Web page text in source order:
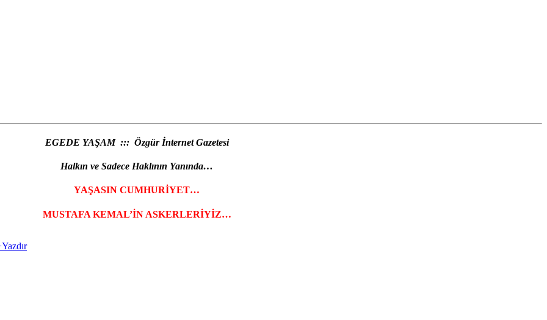
EGEDE YAŞAM ::: Özgür İnternet Gazetesi
Halkın ve Sadece Haklının Yanında…
YAŞASIN CUMHURİYET…
MUSTAFA KEMAL’İN ASKERLERİYİZ…
Yazdır